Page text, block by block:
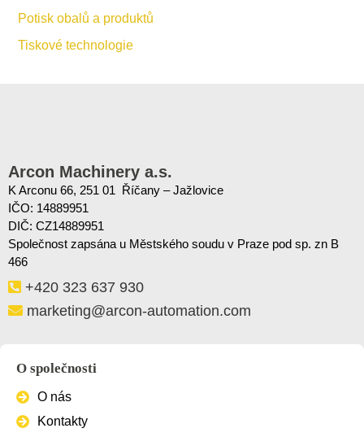
Potisk obalů a produktů
Tiskové technologie
Arcon Machinery a.s.
K Arconu 66, 251 01 Říčany – Jažlovice
IČO: 14889951
DIČ: CZ14889951
Společnost zapsána u Městského soudu v Praze pod sp. zn B
466
+420 323 637 930
marketing@arcon-automation.com
O společnosti
O nás
Kontakty